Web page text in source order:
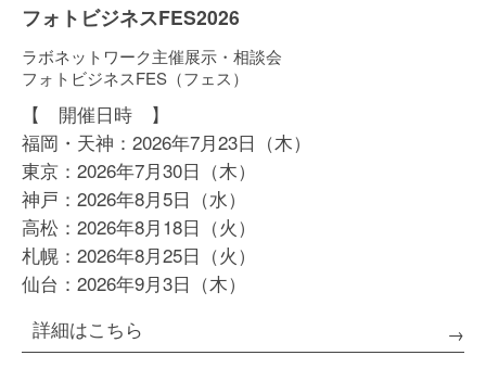
フォトビジネスFES2026
ラボネットワーク主催展示・相談会
フォトビジネスFES（フェス）
【 開催日時 】
福岡・天神： 2026年7月23日（木）
東京： 2026年7月30日（木）
神戸： 2026年8月5日（水）
高松： 2026年8月18日（火）
札幌： 2026年8月25日（火）
仙台： 2026年9月3日（木）
詳細はこちら